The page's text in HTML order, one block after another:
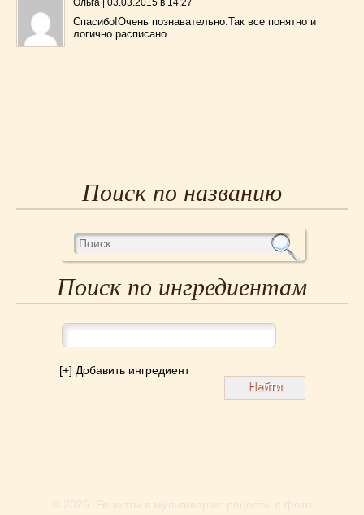
Ольга | 03.03.2015 в 14:27
Спасибо!Очень познавательно.Так все понятно и
логично расписано.
Поиск по названию
Поиск по ингредиентам
[+] Добавить ингредиент